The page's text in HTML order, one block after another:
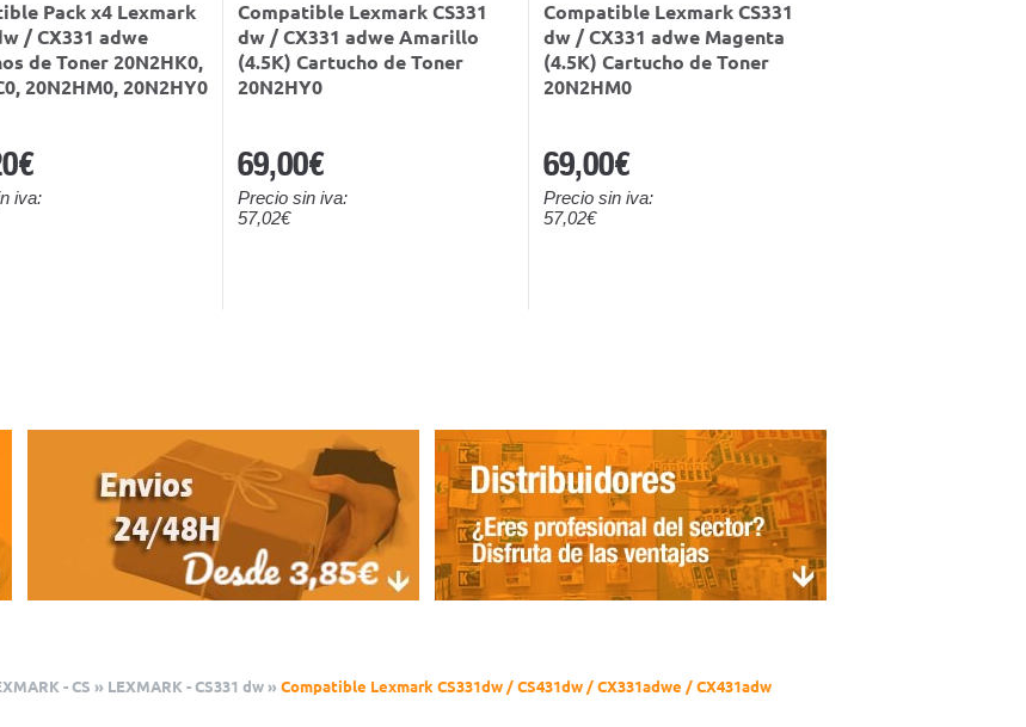
Pack x4 Lexmark
/ CX331 adwe
de Toner 20N2HK0,
20N2HM0, 20N2HY0
iva:
Compatible Lexmark CS331
dw / CX331 adwe Amarillo
(4.5K) Cartucho de Toner
20N2HY0
69,00€
Precio sin iva:
57,02€
Compatible Lexmark CS331
dw / CX331 adwe Magenta
(4.5K) Cartucho de Toner
20N2HM0
69,00€
Precio sin iva:
57,02€
- CS » LEXMARK - CS331 dw » Compatible Lexmark CS331dw / CS431dw / CX331adwe / CX431adw